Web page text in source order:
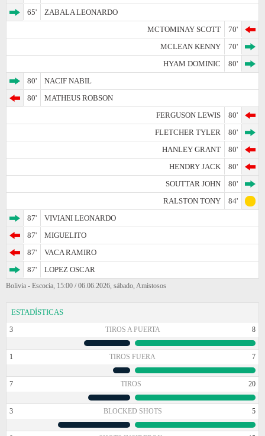
65'
ZABALA LEONARDO
MCTOMINAY SCOTT
70'
MCLEAN KENNY
70'
HYAM DOMINIC
80'
80'
NACIF NABIL
80'
MATHEUS ROBSON
FERGUSON LEWIS
80'
FLETCHER TYLER
80'
HANLEY GRANT
80'
HENDRY JACK
80'
SOUTTAR JOHN
80'
RALSTON TONY
84'
87'
VIVIANI LEONARDO
87'
MIGUELITO
87'
VACA RAMIRO
87'
LOPEZ OSCAR
Bolivia - Escocia, 15:00 / 06.06.2026, sábado, Amistosos
ESTADÍSTICAS
3 TIROS A PUERTA 8
1 TIROS FUERA 7
7 TIROS 20
3 BLOCKED SHOTS 5